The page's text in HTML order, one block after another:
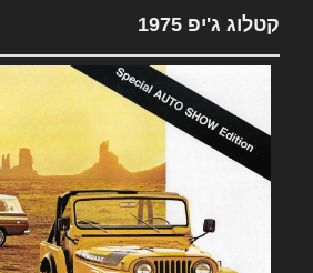
קטלוג ג'יפ 1975